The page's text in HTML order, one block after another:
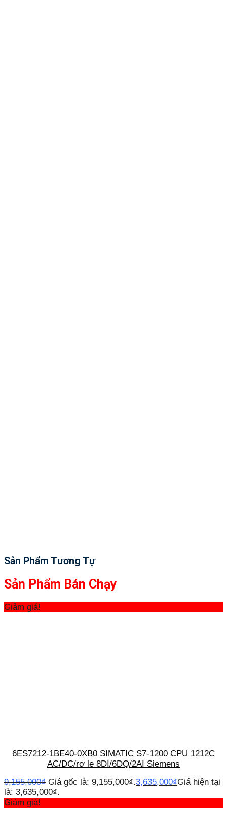
Sản Phẩm Tương Tự
Sản Phẩm Bán Chạy
Giảm giá!
6ES7212-1BE40-0XB0 SIMATIC S7-1200 CPU 1212C
AC/DC/rơ le 8DI/6DQ/2AI Siemens
9,155,000₫ Giá gốc là: 9,155,000₫.3,635,000₫Giá hiện tại
là: 3,635,000₫.
Giảm giá!